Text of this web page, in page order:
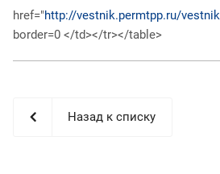
href="http://vestnik.permtpp.ru/
border=0 </td></tr></table>
Назад к списку